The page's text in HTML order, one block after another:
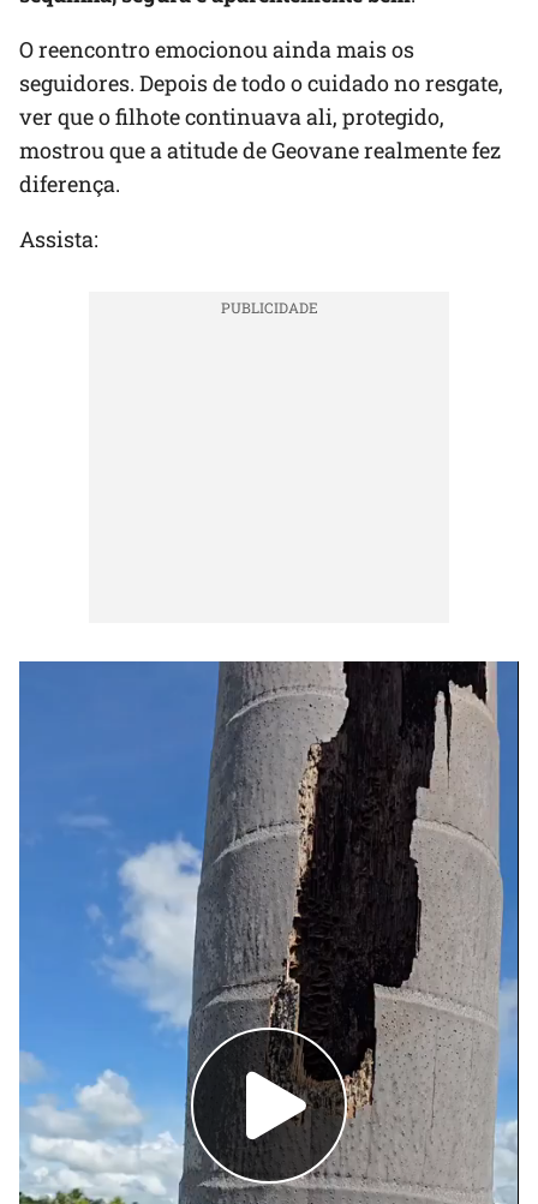
O reencontro emocionou ainda mais os
seguidores. Depois de todo o cuidado no resgate,
ver que o filhote continuava ali, protegido,
mostrou que a atitude de Geovane realmente fez
diferença.
Assista: